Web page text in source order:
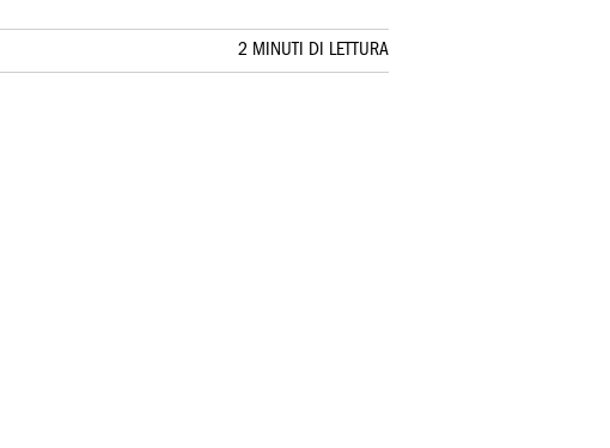
2 MINUTI DI LETTURA